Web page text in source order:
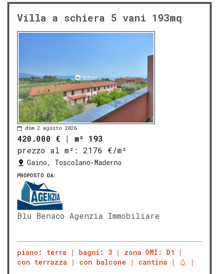
Villa a schiera 5 vani 193mq
dom 2 agosto 2026
420.000 € | m² 193
prezzo al m²:
2176 €/m²
Gaino, Toscolano-Maderno
PROPOSTO DA:
Blu Benaco Agenzia Immobiliare
piano: terra bagni: 3
zona OMI: D1
con terrazza
con balcone cantina